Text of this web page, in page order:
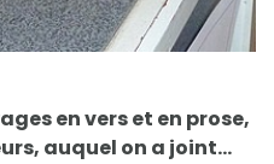
en vers et en prose,
auquel on a joint...